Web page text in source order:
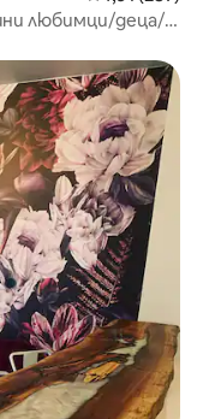
любимци/деца/